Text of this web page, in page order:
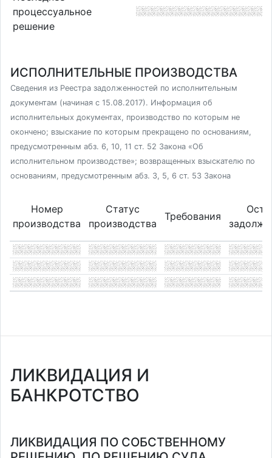
процессуальное
решение
ИСПОЛНИТЕЛЬНЫЕ ПРОИЗВОДСТВА
Сведения из Реестра задолженностей по исполнительным
документам (начиная с 15.08.2017). Информация об
исполнительных документах, производство по которым не
окончено; взыскание по которым прекращено по основаниям,
предусмотренным абз. 6, 10, 11 ст. 52 Закона «Об
исполнительном производстве»; возвращенных взыскателю по
основаниям, предусмотренным абз. 3, 5, 6 ст. 53 Закона
Номер
производства
Статус
производства
Требования
ЛИКВИДАЦИЯ И
БАНКРОТСТВО
ЛИКВИДАЦИЯ ПО СОБСТВЕННОМУ